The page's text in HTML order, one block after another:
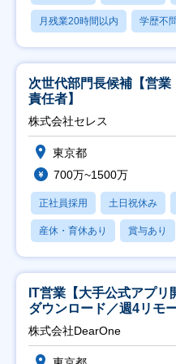
月残業20時間以内 学歴不
次世代部門長候補【営
責任者】
株式会社セレス
東京都
700万~1500万
正社員採用 土日祝休み
産休・育休あり 賞与あり
IT営業【大手公式アプ
ダウンロード／週4リモ
株式会社DearOne